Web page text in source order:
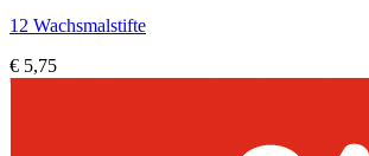
12 Wachsmalstifte
€ 5,75